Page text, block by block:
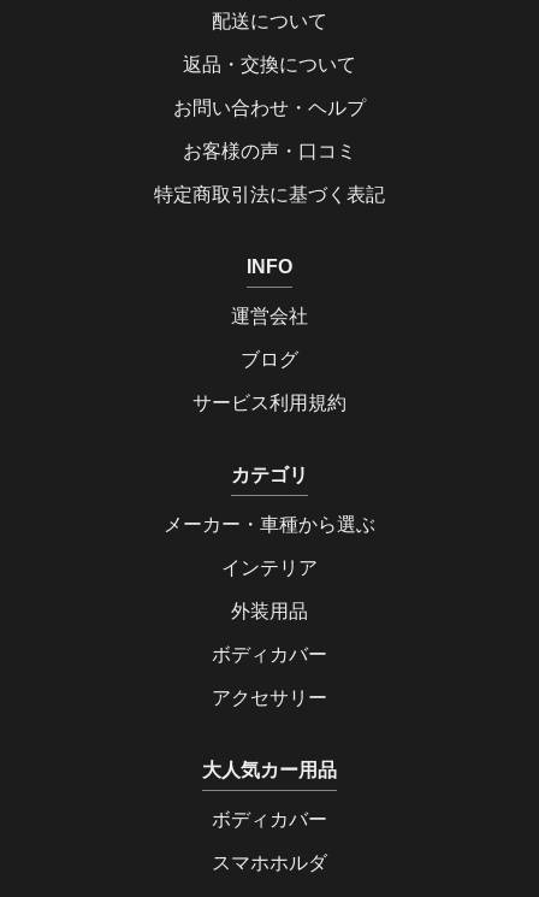
配送について
返品・交換について
お問い合わせ・ヘルプ
お客様の声・口コミ
特定商取引法に基づく表記
INFO
運営会社
ブログ
サービス利用規約
カテゴリ
メーカー・車種から選ぶ
インテリア
外装用品
ボディカバー
アクセサリー
大人気カー用品
ボディカバー
スマホホルダ